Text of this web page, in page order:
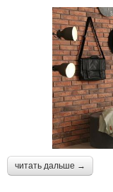
читать дальше →